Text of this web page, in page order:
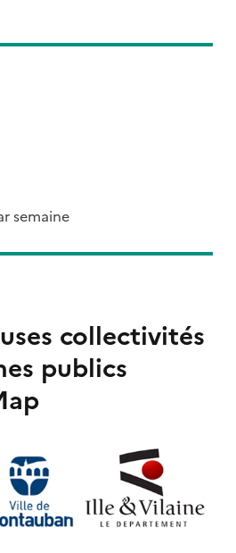
semaine
collectivités
publics